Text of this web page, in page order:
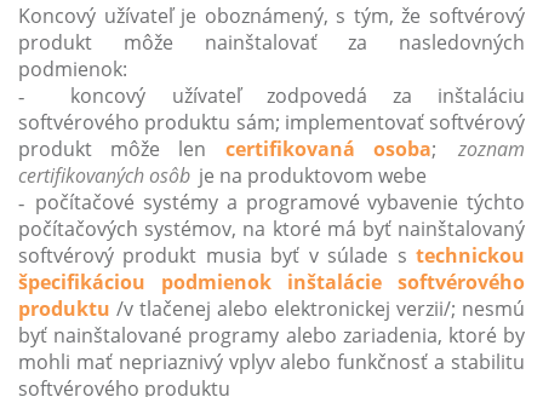
Koncový užívateľ je oboznámený, s tým, že softvérový
produkt môže nainštalovať za nasledovných
podmienok:
-
koncový užívateľ zodpovedá za inštaláciu
softvérového produktu sám; implementovať softvérový
produkt môže len certifikovaná osoba;
zoznam
certifikovaných osôb je na produktovom webe
- počítačové systémy a programové vybavenie týchto
počítačových systémov, na ktoré má byť nainštalovaný
softvérový produkt musia byť v súlade s technickou
špecifikáciou podmienok inštalácie softvérového
produktu /v tlačenej alebo elektronickej verzii/; nesmú
byť nainštalované programy alebo zariadenia, ktoré by
mohli mať nepriaznivý vplyv alebo funkčnosť a stabilitu
softvérového produktu